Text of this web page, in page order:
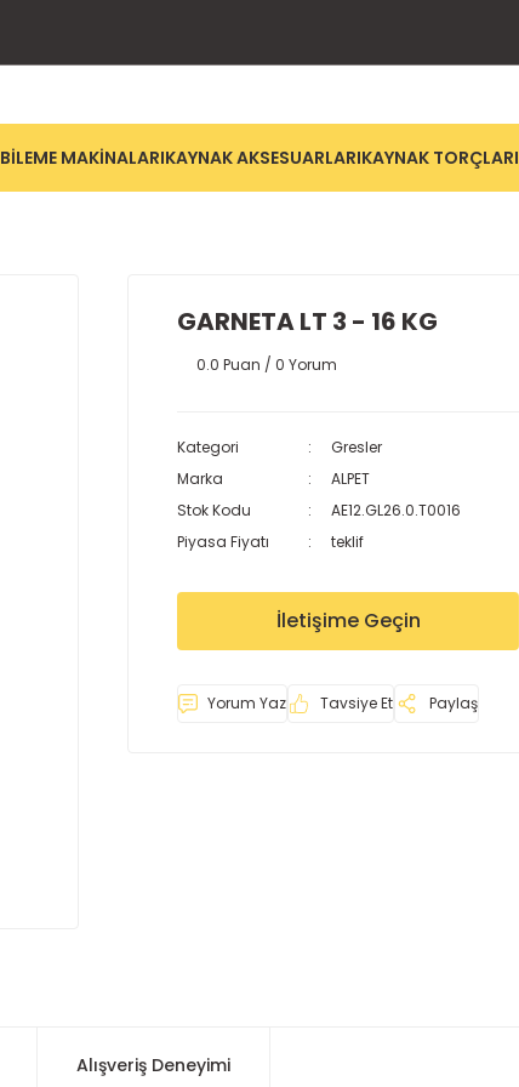
BİLEME MAKİNALARIKAYNAK AKSESUARLARIKAYNAK TORÇLARI
GARNETA LT 3 - 16 KG
0.0 Puan / 0 Yorum
Kategori
Gresler
Marka
ALPET
Stok Kodu
AE12.GL26.0.T0016
Piyasa Fiyatı
teklif
İletişime Geçin
Yorum Yaz Tavsiye Et Paylaş
Alışveriş Deneyimi